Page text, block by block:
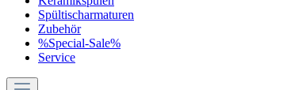
Spültischarmaturen
Zubehör
%Special-Sale%
Service